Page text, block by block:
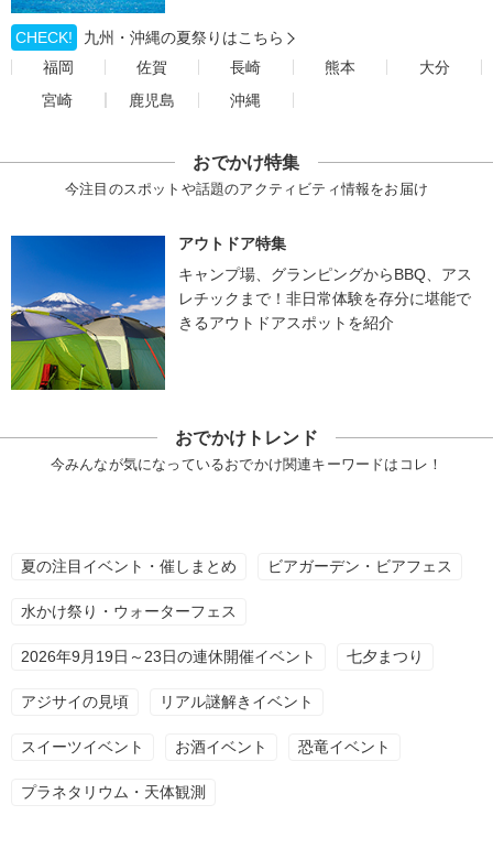
CHECK!
九州・沖縄の夏祭りはこちら
福岡
佐賀 長崎 熊本
大分
宮崎
鹿児島 沖縄
おでかけ特集
今注目のスポットや話題のアクティビティ情報をお届け
アウトドア特集
キャンプ場、グランピングからBBQ、アス
レチックまで！非日常体験を存分に堪能で
きるアウトドアスポットを紹介
おでかけトレンド
今みんなが気になっているおでかけ関連キーワードはコレ！
夏の注目イベント・催しまとめ ビアガーデン・ビアフェス
水かけ祭り・ウォーターフェス
2026年9月19日～23日の連休開催イベント 七夕まつり
アジサイの見頃 リアル謎解きイベント
スイーツイベント お酒イベント 恐竜イベント
プラネタリウム・天体観測